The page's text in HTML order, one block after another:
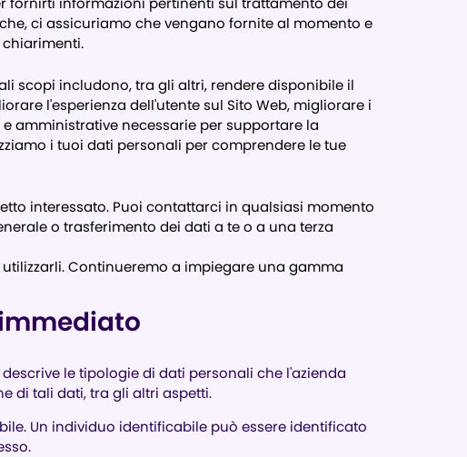
ci assicuriamo che vengano fornite al momento e
scopi includono, tra gli altri, rendere disponibile il
l'esperienza dell'utente sul Sito Web, migliorare i
amministrative necessarie per supportare la
i tuoi dati personali per comprendere le tue
interessato. Puoi contattarci in qualsiasi momento
o trasferimento dei dati a te o a una terza
Continueremo a impiegare una gamma
le tipologie di dati personali che l'azienda
di tali dati, tra gli altri aspetti.
Un individuo identificabile può essere identificato